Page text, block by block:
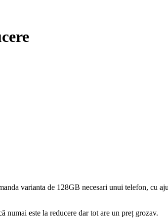
varianta de 128GB necesari unui telefon, cu
numai este la reducere dar tot are un preț grozav.